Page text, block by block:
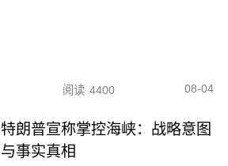
阅读 4400 08-04
特朗普宣称掌控海峡：战略意图
与事实真相